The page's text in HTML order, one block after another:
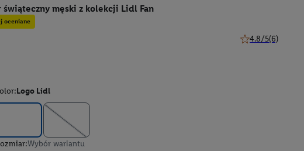
świąteczny męski z kolekcji Lidl Fan
oceniane
4.8/5(6)
Logo Lidl
Wybór wariantu